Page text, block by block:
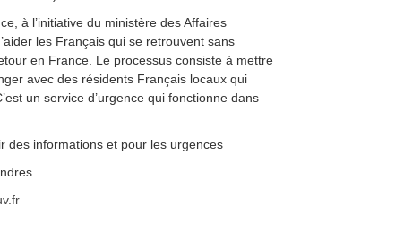
à l’initiative du ministère des Affaires
les Français qui se retrouvent sans
en France. Le processus consiste à mettre
avec des résidents Français locaux qui
un service d’urgence qui fonctionne dans
des informations et pour les urgences